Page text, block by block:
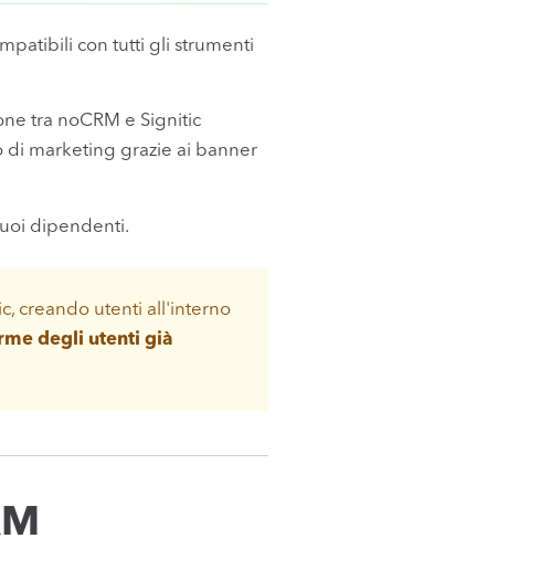
con tutti gli strumenti
tra noCRM e Signitic
marketing grazie ai banner
dipendenti.
creando utenti all'interno
degli utenti già